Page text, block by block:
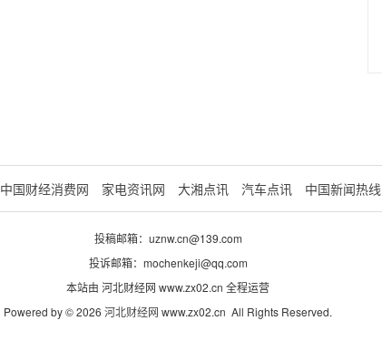
中国财经消费网 家电资讯网 大湘点讯 汽车点讯 中国新闻热线
投稿邮箱：uznw.cn@139.com
投诉邮箱：mochenkeji@qq.com
本站由 河北财经网 www.zx02.cn 全程运营
Powered by © 2026 河北财经网 www.zx02.cn All Rights Reserved.